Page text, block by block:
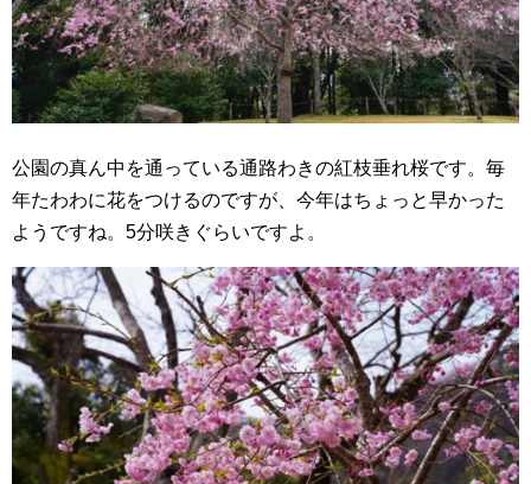
公園の真ん中を通っている通路わきの紅枝垂れ桜です。毎
年たわわに花をつけるのですが、今年はちょっと早かった
ようですね。5分咲きぐらいですよ。